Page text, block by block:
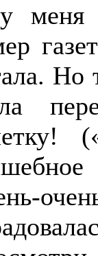
меня
Но